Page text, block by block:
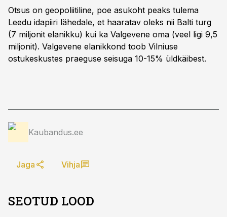
Otsus on geopoliitiline, poe asukoht peaks tulema
Leedu idapiiri lähedale, et haaratav oleks nii Balti turg
(7 miljonit elanikku) kui ka Valgevene oma (veel ligi 9,5
miljonit). Valgevene elanikkond toob Vilniuse
ostukeskustes praeguse seisuga 10-15% üldkäibest.
Kaubandus.ee
Jaga Vihja
SEOTUD LOOD